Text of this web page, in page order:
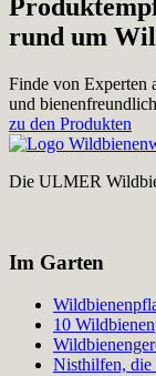
rund um
Finde von Experten
und
zu den Produkten
Die ULMER
Im Garten
10
Nisthilfen, die